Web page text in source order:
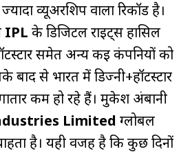
व्यूअरशिप वाला रिकॉर्ड है।
IPL के डिजिटल राइट्स हासिल
समेत अन्य कई कंपनियों को
बाद से भारत में डिज्नी+हॉटस्टार
कम हो रहे हैं। मुकेश अंबानी
Limited ग्लोबल
है। यही वजह है कि कुछ दिनों